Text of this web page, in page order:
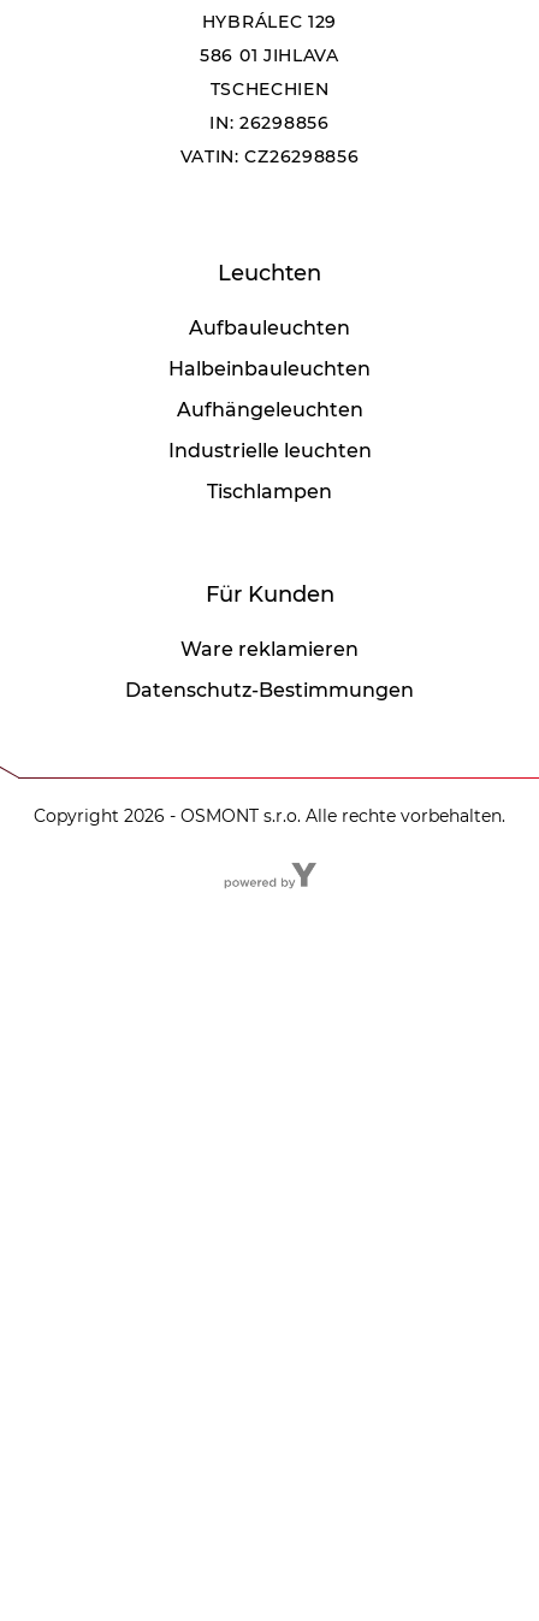
HYBRÁLEC 129
586 01 JIHLAVA
TSCHECHIEN
IN: 26298856
VATIN: CZ26298856
Leuchten
Aufbauleuchten
Halbeinbauleuchten
Aufhängeleuchten
Industrielle leuchten
Tischlampen
Für Kunden
Ware reklamieren
Datenschutz-Bestimmungen
Copyright 2026 - OSMONT s.r.o. Alle rechte vorbehalten.